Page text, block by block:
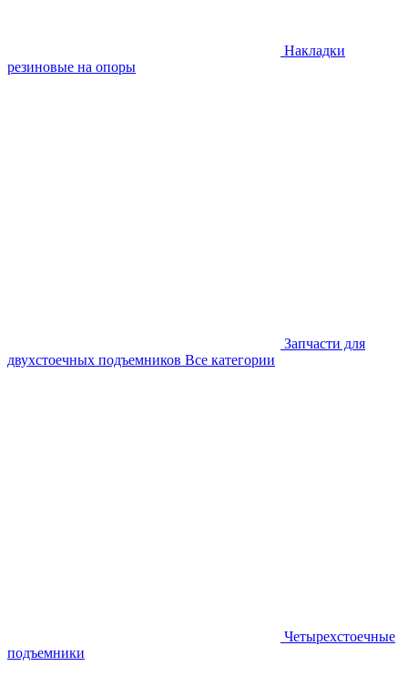
Накладки
резиновые на опоры
Запчасти для
двухстоечных подъемников Все категории
Четырехстоечные
подъемники